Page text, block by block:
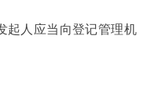
起人应当向登记管理机